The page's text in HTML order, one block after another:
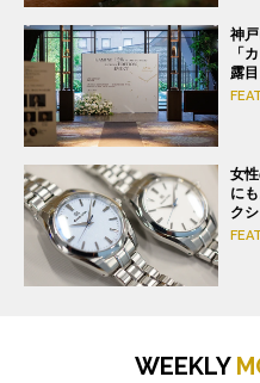
神
「
露目
女
に
ク
WEEKLY